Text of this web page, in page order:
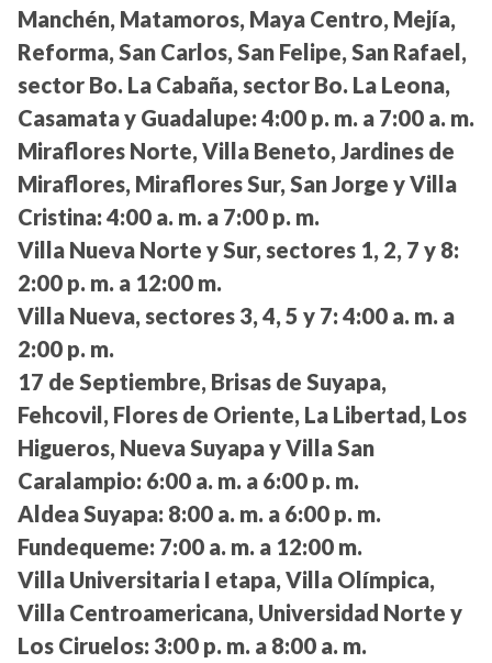
Manchén, Matamoros, Maya Centro, Mejía,
Reforma, San Carlos, San Felipe, San Rafael,
sector Bo. La Cabaña, sector Bo. La Leona,
Casamata y Guadalupe: 4:00 p. m. a 7:00 a. m.
Miraflores Norte, Villa Beneto, Jardines de
Miraflores, Miraflores Sur, San Jorge y Villa
Cristina: 4:00 a. m. a 7:00 p. m.
Villa Nueva Norte y Sur, sectores 1, 2, 7 y 8:
2:00 p. m. a 12:00 m.
Villa Nueva, sectores 3, 4, 5 y 7: 4:00 a. m. a
2:00 p. m.
17 de Septiembre, Brisas de Suyapa,
Fehcovil, Flores de Oriente, La Libertad, Los
Higueros, Nueva Suyapa y Villa San
Caralampio: 6:00 a. m. a 6:00 p. m.
Aldea Suyapa: 8:00 a. m. a 6:00 p. m.
Fundequeme: 7:00 a. m. a 12:00 m.
Villa Universitaria I etapa, Villa Olímpica,
Villa Centroamericana, Universidad Norte y
Los Ciruelos: 3:00 p. m. a 8:00 a. m.